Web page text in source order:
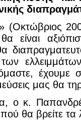
είναι
έχουμε
μας θα
ο κ.
θα βρείτε τα